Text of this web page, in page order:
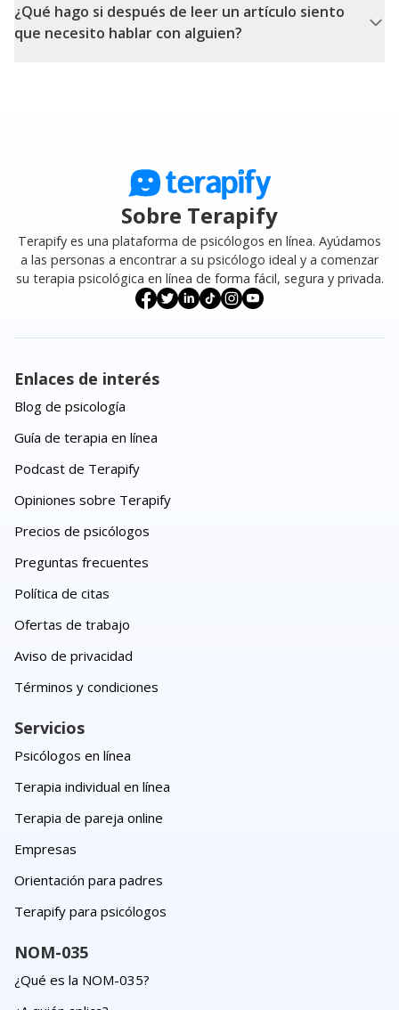
¿Qué hago si después de leer un artículo siento
que necesito hablar con alguien?
Sobre Terapify
Terapify es una plataforma de psicólogos en línea. Ayúdamos
a las personas a encontrar a su psicólogo ideal y a comenzar
su terapia psicológica en línea de forma fácil, segura y privada.
Enlaces de interés
Blog de psicología
Guía de terapia en línea
Podcast de Terapify
Opiniones sobre Terapify
Precios de psicólogos
Preguntas frecuentes
Política de citas
Ofertas de trabajo
Aviso de privacidad
Términos y condiciones
Servicios
Psicólogos en línea
Terapia individual en línea
Terapia de pareja online
Empresas
Orientación para padres
Terapify para psicólogos
NOM-035
¿Qué es la NOM-035?